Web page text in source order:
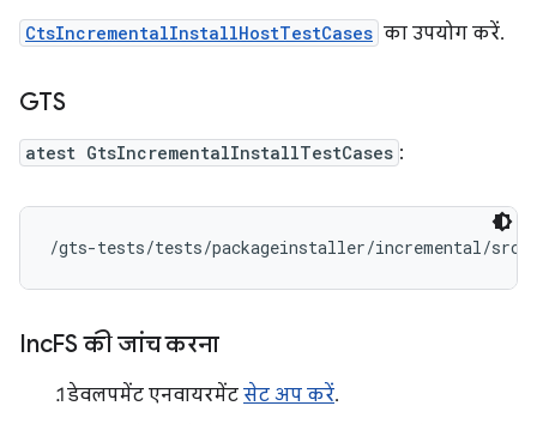
CtsIncrementalInstallHostTestCases का उपयोग करें.
GTS
atest GtsIncrementalInstallTestCases :
/gts-tests/tests/packageinstaller/incremental/src/
IncFS की जांच करना
डेवलपमेंट एनवायरमेंट सेट अप करें.